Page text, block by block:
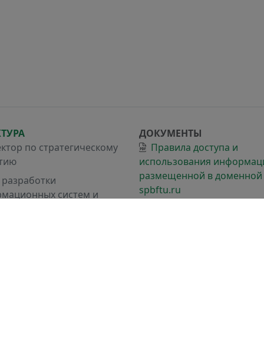
по стратегическому
систем и
ДОКУМЕНТЫ
Правила доступа и
использования
размещенной в доменной
spbftu.ru